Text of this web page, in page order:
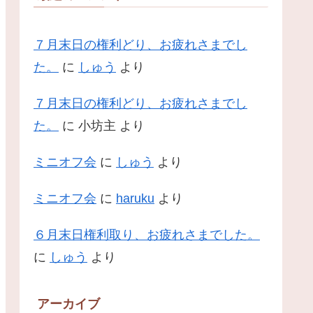
７月末日の権利どり、お疲れさまでし
た。
に しゅう より
７月末日の権利どり、お疲れさまでし
た。
に 小坊主 より
ミニオフ会 に しゅう より
ミニオフ会 に haruku より
６月末日権利取り、お疲れさまでした。
に しゅう より
アーカイブ